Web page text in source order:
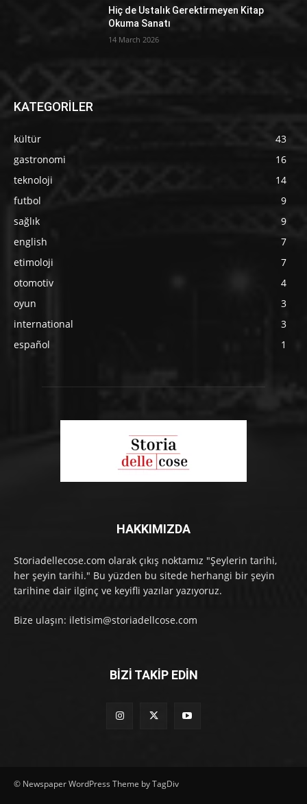
Hiç de Ustalık Gerektirmeyen Kitap
Okuma Sanatı
14 March 2026
KATEGORİLER
kültür
43
gastronomi
16
teknoloji
14
futbol
9
sağlık
9
english
7
etimoloji
7
otomotiv
4
oyun
3
international
3
español
1
HAKKIMIZDA
Storiadellecose.com olarak çıkış noktamız "Şeylerin tarihi,
her şeyin tarihi." Bu yüzden bu sitede herhangi bir şeyin
tarihine dair ilginç ve keyifli yazılar yazıyoruz.
Bize ulaşın: iletisim@storiadellcose.com
BİZİ TAKİP EDİN
© Newspaper WordPress Theme by TagDiv